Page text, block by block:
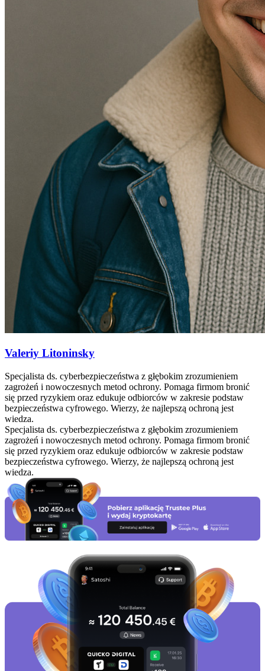
Valeriy Litoninsky
Specjalista ds. cyberbezpieczeństwa z głębokim zrozumieniem
zagrożeń i nowoczesnych metod ochrony. Pomaga firmom bronić
się przed ryzykiem oraz edukuje odbiorców w zakresie podstaw
bezpieczeństwa cyfrowego. Wierzy, że najlepszą ochroną jest
wiedza.
Specjalista ds. cyberbezpieczeństwa z głębokim zrozumieniem
zagrożeń i nowoczesnych metod ochrony. Pomaga firmom bronić
się przed ryzykiem oraz edukuje odbiorców w zakresie podstaw
bezpieczeństwa cyfrowego. Wierzy, że najlepszą ochroną jest
wiedza.